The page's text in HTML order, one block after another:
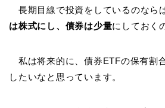
長期目線で投資をしているのなら
は株式にし、債券は少量にしておく
私は将来的に、債券ETFの保有割
したいなと思っています。